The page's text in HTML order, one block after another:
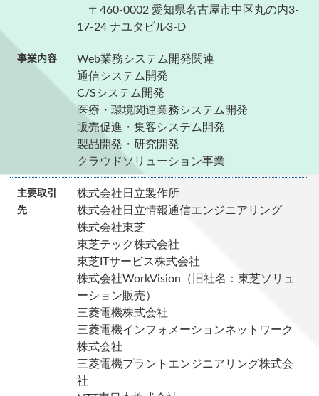
〒460-0002 愛知県名古屋市中区丸の内3-
17-24 ナユタビル3-D
事業内容
Web業務システム開発関連
通信システム開発
C/Sシステム開発
医療・環境関連業務システム開発
販売促進・集客システム開発
製品開発・研究開発
クラウドソリューション事業
主要取引
先
株式会社日立製作所
株式会社日立情報通信エンジニアリング
株式会社東芝
東芝テック株式会社
東芝ITサービス株式会社
株式会社WorkVision（旧社名：東芝ソリュ
ーション販売）
三菱電機株式会社
三菱電機インフォメーションネットワーク
株式会社
三菱電機プラントエンジニアリング株式会
社